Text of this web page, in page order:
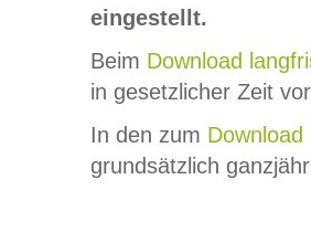
eingestellt.
Beim Download
in gesetzlicher Zeit
In den zum Download
grundsätzlich